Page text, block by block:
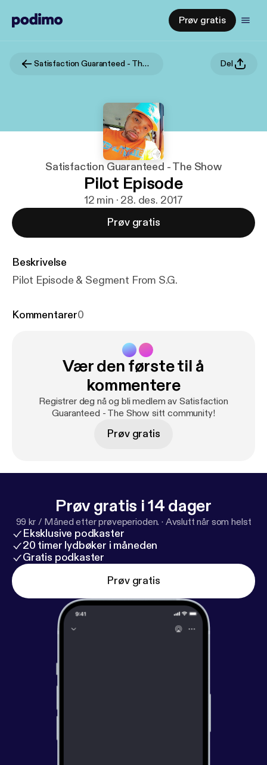
Prøv gratis
Satisfaction Guaranteed - The Show Del
Satisfaction Guaranteed - The Show
Pilot Episode
12 min · 28. des. 2017
Prøv gratis
Beskrivelse
Pilot Episode & Segment From S.G.
Kommentarer0
Vær den første til å
kommentere
Registrer deg nå og bli medlem av Satisfaction
Guaranteed - The Show sitt community!
Prøv gratis
Prøv gratis i 14 dager
99 kr / Måned etter prøveperioden. · Avslutt når som helst
Eksklusive podkaster
20 timer lydbøker i måneden
Gratis podkaster
Prøv gratis